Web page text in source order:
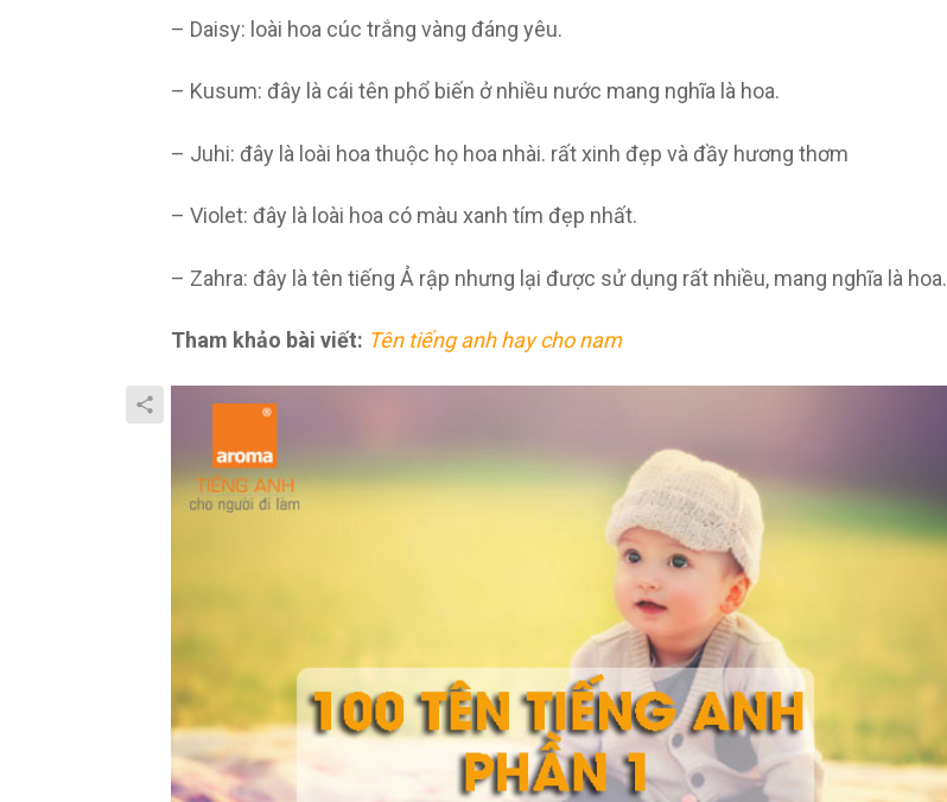
– Daisy: loài hoa cúc trắng vàng đáng yêu.
– Kusum: đây là cái tên phổ biến ở nhiều nước mang nghĩa là hoa.
– Juhi: đây là loài hoa thuộc họ hoa nhài. rất xinh đẹp và đầy hương thơm
– Violet: đây là loài hoa có màu xanh tím đẹp nhất.
– Zahra: đây là tên tiếng Ả rập nhưng lại được sử dụng rất nhiều, mang nghĩa là hoa.
Tham khảo bài viết: Tên tiếng anh hay cho nam